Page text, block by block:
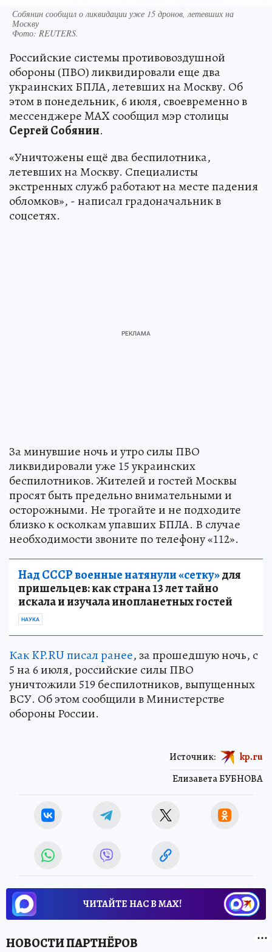
Собянин сообщил о ликвидации уже 15 дронов, летевших на
Москву
Фото: REUTERS.
Российские системы противовоздушной
обороны (ПВО) ликвидировали еще два
украинских БПЛА, летевших на Москву. Об
этом в понедельник, 6 июля, своевременно в
мессенджере MAX сообщил мэр столицы
Сергей Собянин.
«Уничтожены ещё два беспилотника,
летевших на Москву. Специалисты
экстренных служб работают на месте падения
обломков», - написал градоначальник в
соцсетях.
За минувшие ночь и утро силы ПВО
ликвидировали уже 15 украинских
беспилотников. Жителей и гостей Москвы
просят быть предельно внимательными и
осторожными. Не трогайте и не подходите
близко к осколкам упавших БПЛА. В случае
необходимости звоните по телефону «112».
Над СССР военные натянули «сетку»для
пришельцев: как страна 13 лет тайно
искала и изучала инопланетных гостей
НАУКА
Как KP.RU писал ранее, за прошедшую ночь, с
5 на 6 июля, российские силы ПВО
уничтожили 519 беспилотников, выпущенных
ВСУ. Об этом сообщили в Министерстве
обороны России.
Елизавета БУБНОВА
Источник: kp.ru
ЧИТАЙТЕ НАС В МАХ!